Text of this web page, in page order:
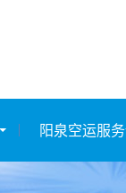
阳泉空运服务